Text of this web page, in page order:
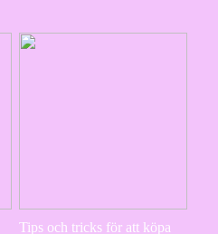
Tips och tricks för att köpa